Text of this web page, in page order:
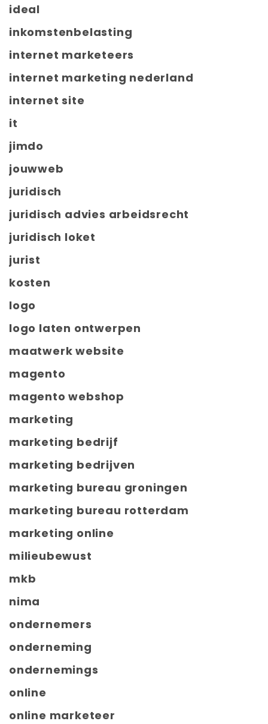
ideal
inkomstenbelasting
internet marketeers
internet marketing nederland
internet site
it
jimdo
jouwweb
juridisch
juridisch advies arbeidsrecht
juridisch loket
jurist
kosten
logo
logo laten ontwerpen
maatwerk website
magento
magento webshop
marketing
marketing bedrijf
marketing bedrijven
marketing bureau groningen
marketing bureau rotterdam
marketing online
milieubewust
mkb
nima
ondernemers
onderneming
ondernemings
online
online marketeer